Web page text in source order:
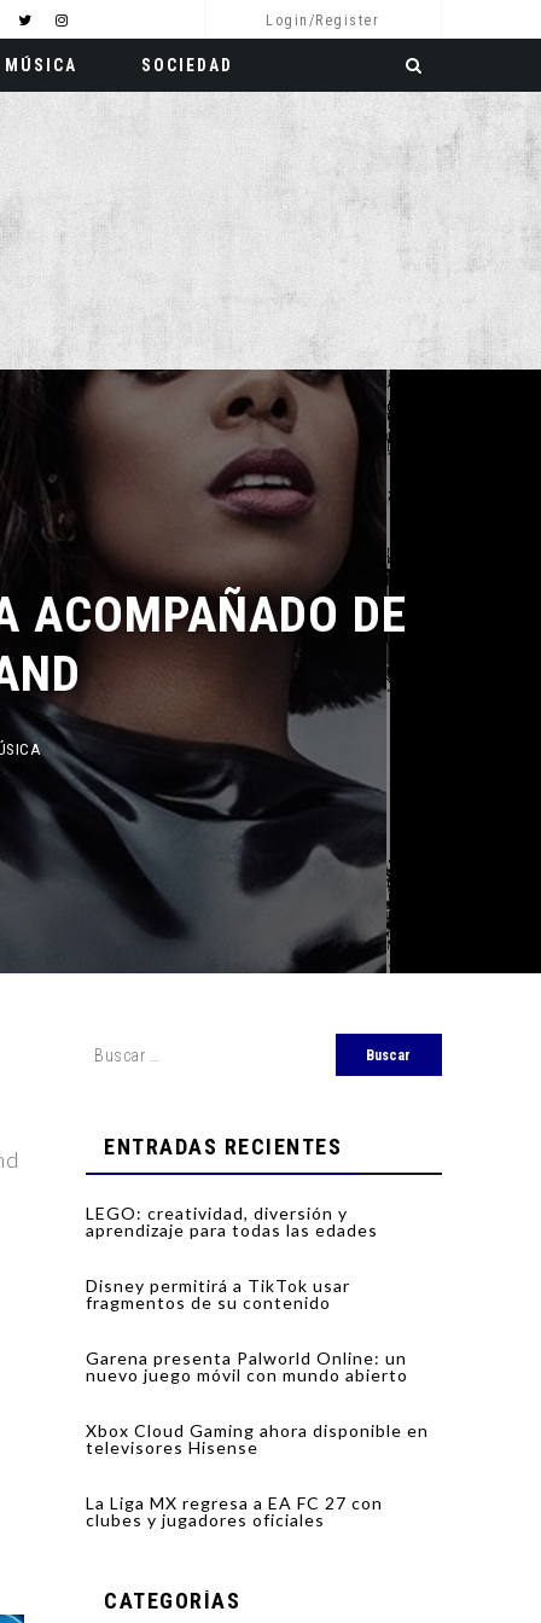
Login/Register
MÚSICA SOCIEDAD
DE
ENTRADAS RECIENTES
LEGO: creatividad, diversión y
aprendizaje para todas las edades
Disney permitirá a TikTok usar
fragmentos de su contenido
Garena presenta Palworld Online: un
nuevo juego móvil con mundo abierto
Xbox Cloud Gaming ahora disponible en
televisores Hisense
La Liga MX regresa a EA FC 27 con
clubes y jugadores oficiales
CATEGORÍAS